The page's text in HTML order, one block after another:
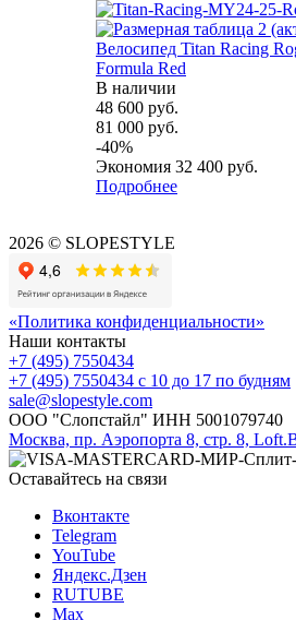
Велосипед Titan Racing
Formula Red
В наличии
48 600 руб.
81 000 руб.
-40%
Экономия 32 400 руб.
Подробнее
2026 © SLOPESTYLE
«Политика конфиденциальности»
Наши контакты
+7 (495) 7550434
+7 (495) 7550434 с 10 до 17 по будням
sale@slopestyle.com
ООО "Слопстайл" ИНН 5001079740
Москва, пр. Аэропорта 8, стр. 8,
Оставайтесь на связи
Вконтакте
Telegram
YouTube
Яндекс.Дзен
RUTUBE
Max